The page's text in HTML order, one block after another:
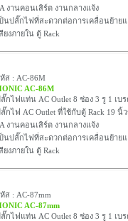
งานคอนเสิร์ต งานกลางแจ้ง
นปลั๊กไฟที่สะดวกต่อการเคลื่อนย้าย
ยงภายใน ตู้ Rack
ส : AC-86M
AC-86M
กไฟแท่น AC Outlet 8 ช่อง 3 รู 1 เบ
กไฟ AC Outlet ที่ใช้กับตู้ Rack 19 นิ้
งานคอนเสิร์ต งานกลางแจ้ง
นปลั๊กไฟที่สะดวกต่อการเคลื่อนย้าย
ยงภายใน ตู้ Rack
ส : AC-87mm
AC-87mm
กไฟแท่น AC Outlet 8 ช่อง 3 รู 1 เบ